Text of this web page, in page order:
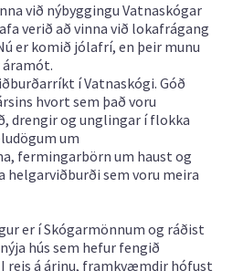
við nýbyggingu Vatnaskógar
verið að vinna við lokafrágang
er komið jólafrí, en þeir munu
í Vatnaskógi. Góð
hvort sem það voru
drengir og unglingar í flokka
um
fermingarbörn um haust og
helgarviðburði sem voru meira
er í Skógarmönnum og ráðist
hús sem hefur fengið
reis á árinu, framkvæmdir hófust